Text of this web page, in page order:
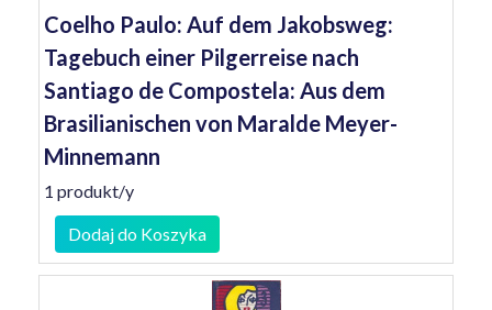
Coelho Paulo: Auf dem Jakobsweg:
Tagebuch einer Pilgerreise nach
Santiago de Compostela: Aus dem
Brasilianischen von Maralde Meyer-
Minnemann
1 produkt/y
Dodaj do Koszyka